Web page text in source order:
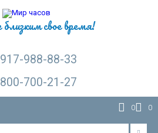
свое время!
988-88-33
700-21-27
0 0